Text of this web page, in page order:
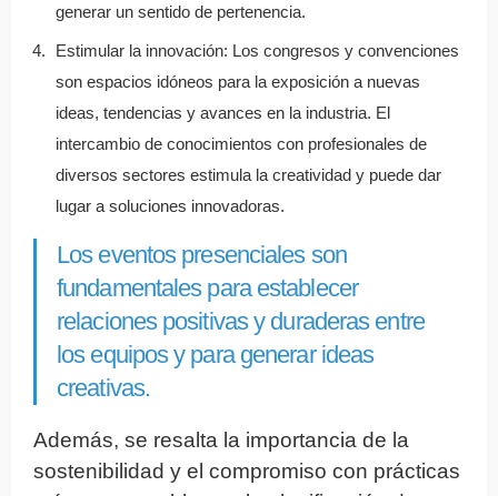
generar un sentido de pertenencia.
Estimular la innovación: Los congresos y convenciones
son espacios idóneos para la exposición a nuevas
ideas, tendencias y avances en la industria. El
intercambio de conocimientos con profesionales de
diversos sectores estimula la creatividad y puede dar
lugar a soluciones innovadoras.
Los eventos presenciales son
fundamentales para establecer
relaciones positivas y duraderas entre
los equipos y para generar ideas
creativas.
Además, se resalta la importancia de la
sostenibilidad y el compromiso con prácticas